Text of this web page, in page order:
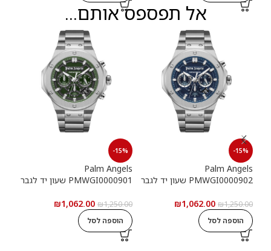
אל תפספס אותם...
-15%
Palm Angels
PMWGI0000902 שעון יד לגבר
₪1,250.00
₪1,062.00
הוספה לסל
-15%
Palm Angels
PMWGI0000901 שעון יד לגבר
₪1,250.00
₪1,062.00
הוספה לסל